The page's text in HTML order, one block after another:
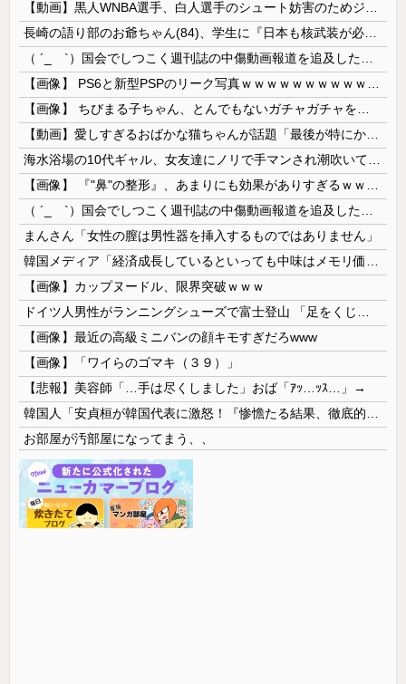
まんさん「女性の膣は男性器を挿入するものではありません」
【画像】カップヌードル、限界突破ｗｗｗ
【画像】最近の高級ミニバンの顔キモすぎだろwww
【画像】「ワイらのゴマキ（３９）」
【悲報】美容師「…手は尽くしました」おば「ｱｯ…ｯｽ…」→
お部屋が汚部屋になってまう、、